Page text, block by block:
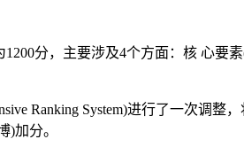
1200分，主要涉及4个方面：核
Ranking System)进行了一次调
)加分。